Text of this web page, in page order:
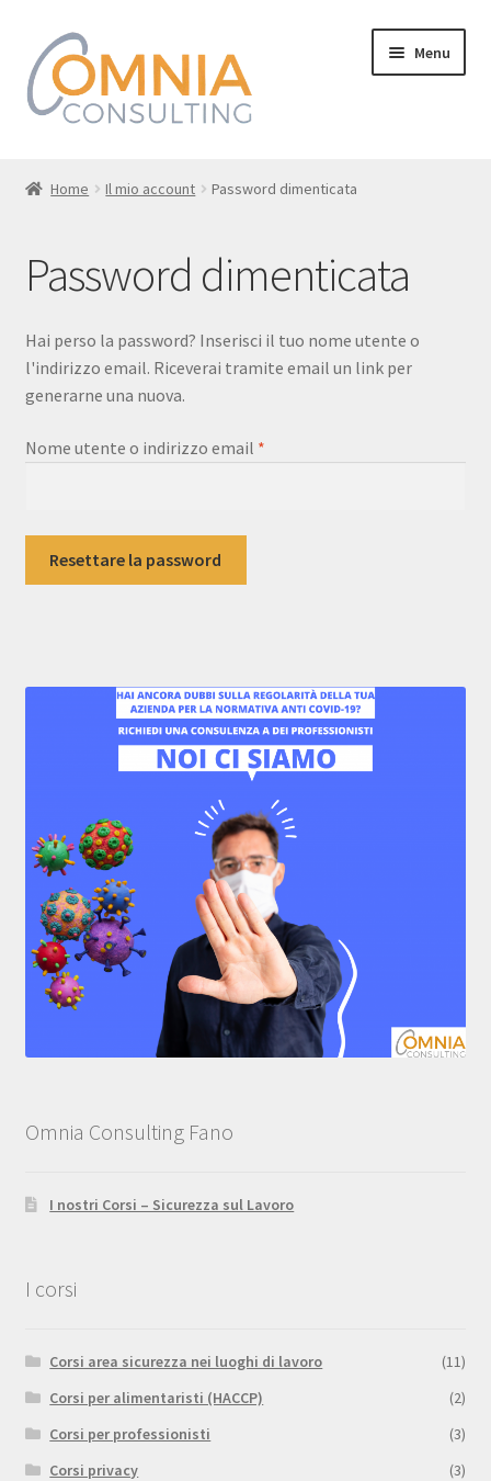
alla
navigazione
al
contenuto
Menu
Chi siamo
Dove siamo
Contatti
Il mio account
Cassa
Home Il mio account Password dimenticata
Password dimenticata
Hai perso la password? Inserisci il tuo nome utente o
l'indirizzo email. Riceverai tramite email un link per
generarne una nuova.
Nome utente o indirizzo email *Richiesto
Resettare la password
Omnia Consulting Fano
I nostri Corsi – Sicurezza sul Lavoro
I corsi
Corsi area sicurezza nei luoghi di lavoro
(11)
Corsi per alimentaristi (HACCP)
(2)
Corsi per professionisti
(3)
Corsi privacy
(3)